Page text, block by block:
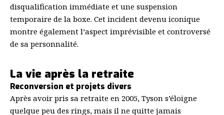
disqualification immédiate et une suspension
temporaire de la boxe. Cet incident devenu iconique
montre également l’aspect imprévisible et controversé
de sa personnalité.
La vie après la retraite
Reconversion et projets divers
Après avoir pris sa retraite en 2005, Tyson s’éloigne
quelque peu des rings, mais il ne quitte jamais